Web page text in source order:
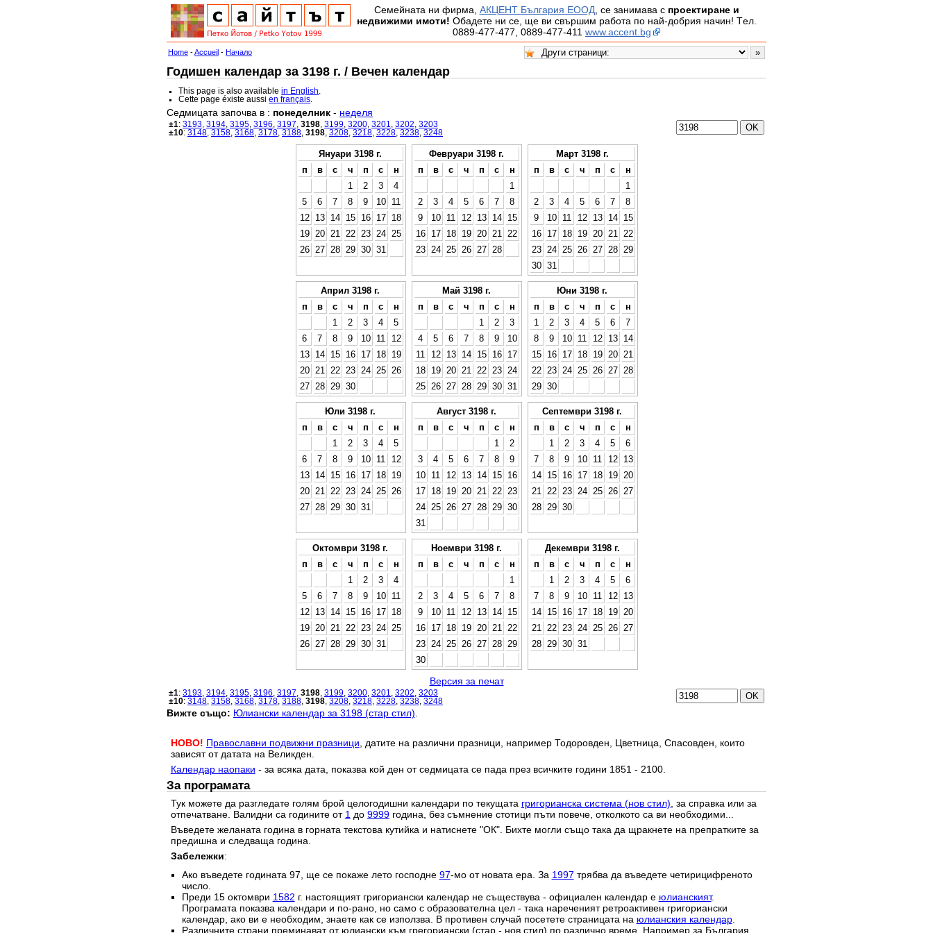
Семейната ни фирма, АКЦЕНТ България ЕООД, се занимава с проектиране и
недвижими имоти! Обадете ни се, ще ви свършим работа по най-добрия начин! Tел.
0889-477-477, 0889-477-411 www.accent.bg
Home -Accueil - Начало
Годишен календар за 3198 г. / Вечен календар
This page is also availablein English
Cette page éxiste aussien français
Седмицата започва в : понеделник - неделя
±1: 3193 3194 3195 3196 3197 3198 3199 3200 3201 3202 3203
±10: 3148 3158 3168 3178 3188 3198 3208 3218 3228 3238 3248
Януари 3198 г.
п
в с ч п с
н
1
2 3
4
5
6 7 8 9 10
11
12
13 14 15 16 17
18
19
20 21 22 23 24
25
26
27 28 29 30 31
Февруари 3198 г.
п
в с ч п с
н
1
2
3 4 5 6 7
8
9
10 11 12 13 14
15
16
17 18 19 20 21
22
23
24 25 26 27 28
Март 3198 г.
п
в с ч п с
н
1
2
3 4 5 6 7
8
9
10 11 12 13 14
15
16
17 18 19 20 21
22
23
24 25 26 27 28
29
30 31
Април 3198 г.
п
в с ч п с
н
1
2 3 4
5
6
7 8 9 10 11
12
13
14 15 16 17 18
19
20
21 22 23 24 25
26
27
28 29 30
Май 3198 г.
п
в с ч п с
н
1
2
3
4
5 6 7 8 9
10
11
12 13 14 15 16
17
18
19 20 21 22 23
24
25
26 27 28 29 30 31
Юни 3198 г.
п
в с ч п с
н
1
2 3 4 5 6
7
8
9 10 11 12 13
14
15
16 17 18 19 20
21
22
23 24 25 26 27
28
29 30
Юли 3198 г.
п
в с ч п с
н
1
2 3 4
5
6
7 8 9 10 11
12
13
14 15 16 17 18
19
20
21 22 23 24 25
26
27
28 29 30 31
Август 3198 г.
п
в с ч п с
н
1
2
3
4 5 6 7 8
9
10
11 12 13 14 15
16
17
18 19 20 21 22
23
24
25 26 27 28 29 30
31
Септември 3198 г.
п
в с ч п с
н
1
2 3 4 5
6
7
8 9 10 11 12
13
14
15 16 17 18 19
20
21
22 23 24 25 26
27
28
29 30
Октомври 3198 г.
п
в с ч п с
н
1
2 3
4
5
6 7 8 9 10
11
12
13 14 15 16 17
18
19
20 21 22 23 24
25
26
27 28 29 30 31
Ноември 3198 г.
п
в с ч п с
н
1
2
3 4 5 6 7
8
9
10 11 12 13 14
15
16
17 18 19 20 21
22
23
24 25 26 27 28
29
30
Декември 3198 г.
п
в с ч п с
н
1
2 3 4 5
6
7
8 9 10 11 12
13
14
15 16 17 18 19
20
21
22 23 24 25 26
27
28
29 30 31
Версия за печат
±1: 3193 3194 3195 3196 3197 3198 3199 3200 3201 3202 3203
±10: 3148 3158 3168 3178 3188 3198 3208 3218 3228 3238 3248
Вижте също: Юлиански календар за 3198 (стар стил)
НОВО! Православни подвижни празници , датите на различни празници, например Тодоровден, Цветница, Спасовден, които
зависят от датата на Великден.
Календар наопаки - за всяка дата, показва кой ден от седмицата се пада през всичките години 1851 - 2100.
За програмата
Тук можете да разгледате голям брой целогодишни календари по текущата григорианска система (нов стил), за справка или за
отпечатване. Валидни са годините от 1до 9999година, без съмнение стотици пъти повече, отколкото са ви необходими...
Въведете желаната година в горната текстова кутийка и натиснете "ОК". Бихте могли също така да щракнете на препратките за
предишна и следваща година.
Забележки:
Ако въведете годината 97, ще се покаже лето господне 97-мо от новата ера. За 1997 трябва да въведете четирицифреното
число.
Преди 15 октомври 1582 г. настоящият григориански календар не съществува - официален календар е юлианският.
Програмата показва календари и по-рано, но само с образователна цел - така нареченият ретроактивен григориански
календар, ако ви е необходим, знаете как се използва. В противен случай посетете страницата на юлианския календар.
Различните страни преминават от юлиански към грегориански (стар - нов стил) по различно време. Например за България,